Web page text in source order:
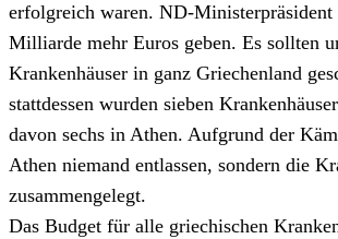
erfolgreich waren. ND-Ministerpräsident
Milliarde mehr Euros geben. Es sollten
Krankenhäuser in ganz Griechenland
stattdessen wurden sieben
davon sechs in Athen. Aufgrund der
Athen niemand entlassen, sondern die
zusammengelegt.
Das Budget für alle griechischen